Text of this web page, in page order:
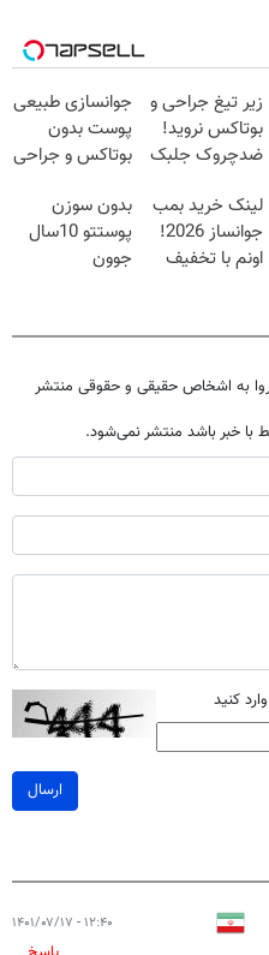
زیر تیغ جراحی و
بوتاکس نروید!
ضدچروک جلبک
جوانسازی طبیعی
پوست بدون
بوتاکس و جراحی
تخفیف ویژه
لینک خرید بمب
جوانساز 2026!
اونم با تخفیف
بدون سوزن
پوستتو 10سال
جوون
به اشخاص حقیقی و حقوقی منتشر
با خبر باشد منتشر نمی‌شود.
کنید
ارسال
۱۲:۴۰ - ۱۴۰۱/۰۷/۱۷